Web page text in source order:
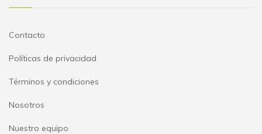
Contacto
Políticas de privacidad
Términos y condiciones
Nosotros
Nuestro equipo